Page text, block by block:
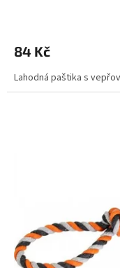
84 Kč
Lahodná paštika s